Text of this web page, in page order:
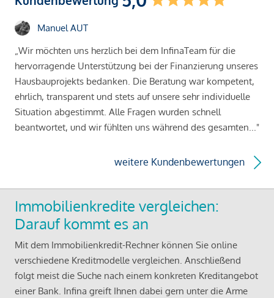
Manuel AUT
„Wir möchten uns herzlich bei dem InfinaTeam für die
hervorragende Unterstützung bei der Finanzierung unseres
Hausbauprojekts bedanken. Die Beratung war kompetent,
ehrlich, transparent und stets auf unsere sehr individuelle
Situation abgestimmt. Alle Fragen wurden schnell
beantwortet, und wir fühlten uns während des gesamten..."
weitere Kundenbewertungen
Immobilienkredite vergleichen:
Darauf kommt es an
Mit dem Immobilienkredit-Rechner können Sie online
verschiedene Kreditmodelle vergleichen. Anschließend
folgt meist die Suche nach einem konkreten Kreditangebot
einer Bank. Infina greift Ihnen dabei gern unter die Arme